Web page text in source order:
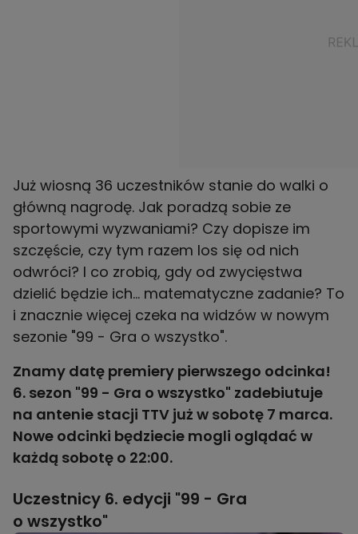
Już wiosną 36 uczestników stanie do walki o
główną nagrodę. Jak poradzą sobie ze
sportowymi wyzwaniami? Czy dopisze im
szczęście, czy tym razem los się od nich
odwróci? I co zrobią, gdy od zwycięstwa
dzielić będzie ich... matematyczne zadanie? To
i znacznie więcej czeka na widzów w nowym
sezonie "99 - Gra o wszystko".
Znamy datę premiery pierwszego odcinka!
6. sezon "99 - Gra o wszystko" zadebiutuje
na antenie stacji TTV już w sobotę 7 marca.
Nowe odcinki będziecie mogli oglądać w
każdą sobotę o 22:00.
Uczestnicy 6. edycji "99 - Gra
o wszystko"